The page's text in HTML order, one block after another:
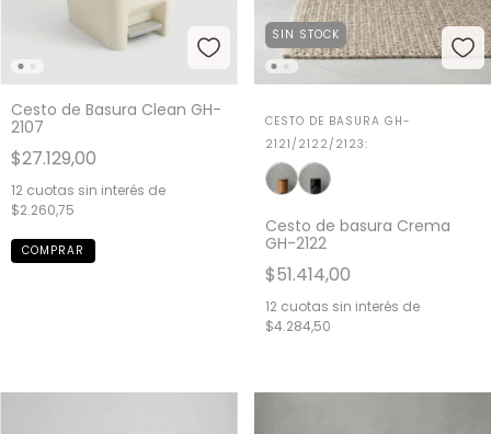
Cesto de Basura Clean GH-
2107
$27.129,00
12 cuotas sin interés de
$2.260,75
SIN STOCK
CESTO DE BASURA GH-
2121/2122/2123:
Cesto de basura Crema
GH-2122
$51.414,00
12 cuotas sin interés de
$4.284,50